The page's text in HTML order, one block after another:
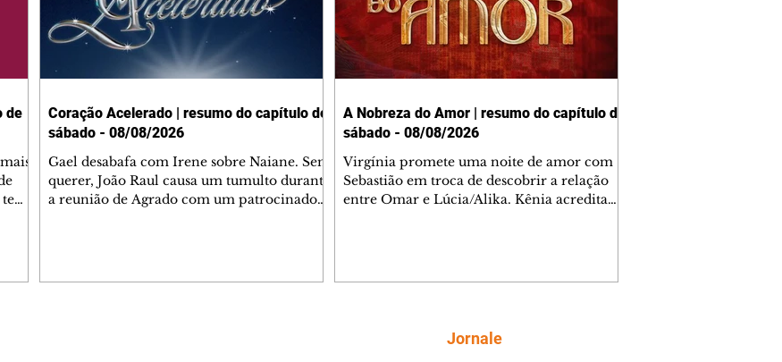
de
Coração Acelerado | resumo do capítulo de
sábado - 08/08/2026
Gael desabafa com Irene sobre Naiane. Sem
querer, João Raul causa um tumulto durante
a reunião de Agrado com um patrocinador.
A Nobreza do Amor | resumo do capítulo de
sábado - 08/08/2026
Virgínia promete uma noite de amor com
Sebastião em troca de descobrir a relação
entre Omar e Lúcia/Alika. Kênia acredita
comentam sobre a possível jazida de
tungstênio na região. Virgínia provoca
Jornale